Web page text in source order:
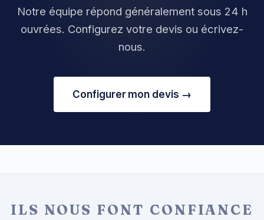
Notre équipe répond généralement sous 24 h
ouvrées. Configurez votre devis ou écrivez-
nous.
Configurer mon devis →
ILS NOUS FONT CONFIANCE